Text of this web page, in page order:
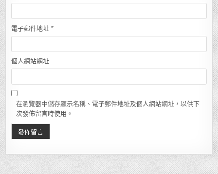
電子郵件地址 *
個人網站網址
在瀏覽器中儲存顯示名稱、電子郵件地址及個人網站網址，以供下
次發佈留言時使用。